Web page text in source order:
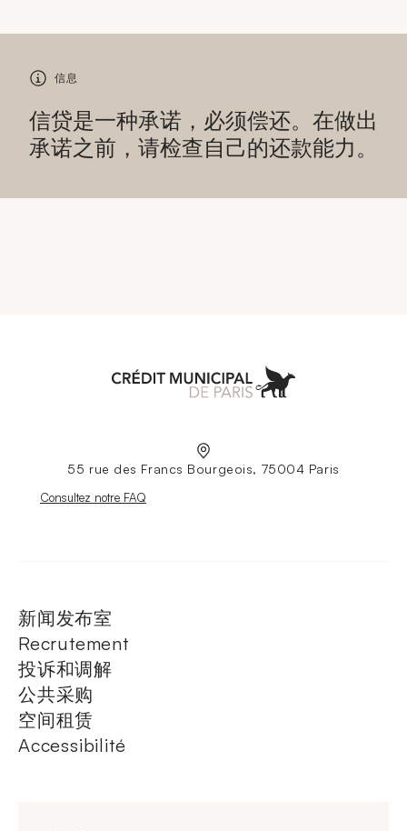
信息
信贷是一种承诺，必须偿还。在做出
承诺之前，请检查自己的还款能力。
55 rue des Francs Bourgeois, 75004 Paris
Nouvelle fenêtre
Consultez notre FAQ
新闻发布室
Recrutement
投诉和调解
公共采购
空间租赁
Accessibilité